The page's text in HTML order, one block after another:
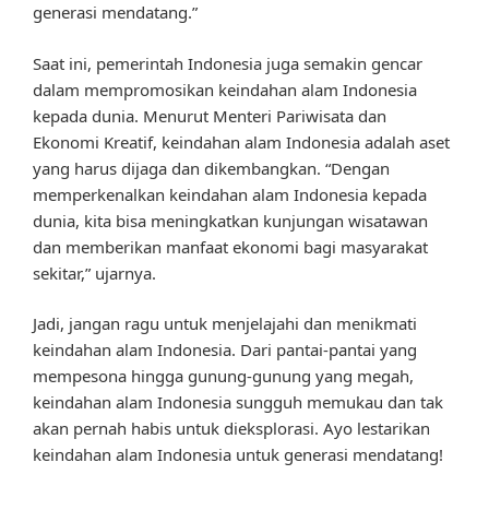
generasi mendatang.”
Saat ini, pemerintah Indonesia juga semakin gencar
dalam mempromosikan keindahan alam Indonesia
kepada dunia. Menurut Menteri Pariwisata dan
Ekonomi Kreatif, keindahan alam Indonesia adalah aset
yang harus dijaga dan dikembangkan. “Dengan
memperkenalkan keindahan alam Indonesia kepada
dunia, kita bisa meningkatkan kunjungan wisatawan
dan memberikan manfaat ekonomi bagi masyarakat
sekitar,” ujarnya.
Jadi, jangan ragu untuk menjelajahi dan menikmati
keindahan alam Indonesia. Dari pantai-pantai yang
mempesona hingga gunung-gunung yang megah,
keindahan alam Indonesia sungguh memukau dan tak
akan pernah habis untuk dieksplorasi. Ayo lestarikan
keindahan alam Indonesia untuk generasi mendatang!